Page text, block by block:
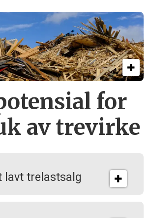
for
av tre­virke
lavt trelastsalg